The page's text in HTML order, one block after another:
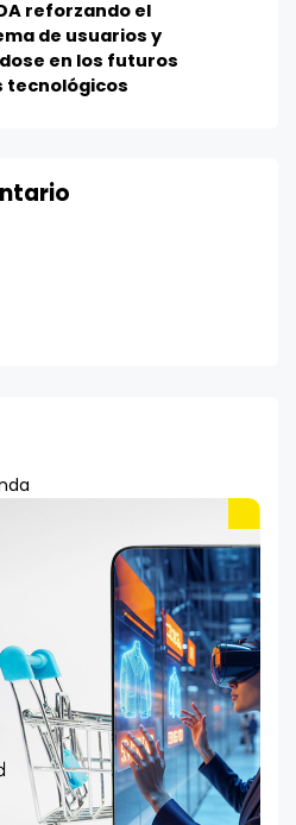
reforzando el
de usuarios y
en los futuros
tecnológicos